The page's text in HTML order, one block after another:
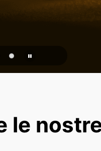
le